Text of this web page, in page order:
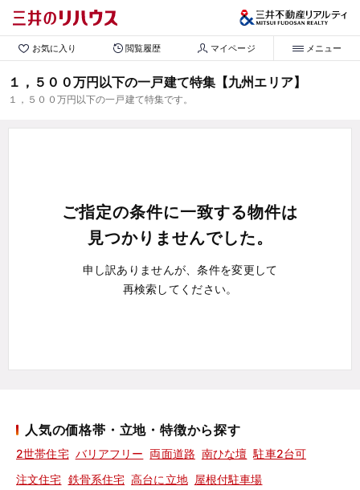
お気に入り 閲覧履歴 マイページ メニュー
１，５００万円以下の一戸建て特集【九州エリア】
１，５００万円以下の一戸建て特集です。
ご指定の条件に一致する物件は
見つかりませんでした。
申し訳ありませんが、条件を変更して
再検索してください。
人気の価格帯・立地・特徴から探す
2世帯住宅 バリアフリー 両面道路 南ひな壇 駐車2台可
注文住宅 鉄骨系住宅 高台に立地 屋根付駐車場